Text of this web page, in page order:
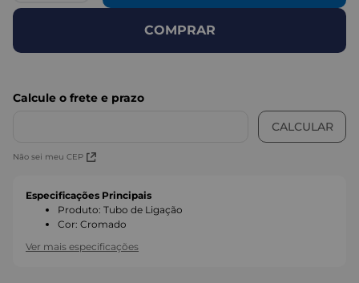
COMPRAR
Não sei meu CEP
Especificações Principais
Produto: Tubo de Ligação
Cor: Cromado
Ver mais especificações